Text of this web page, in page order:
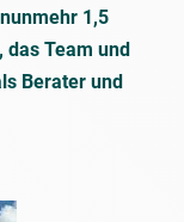
1,5
Team und
Berater und